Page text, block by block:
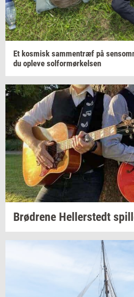
Et kos­misk sam­men­træf på
du op­le­ve sol­for­mør­kel­sen
Brød­re­ne Hel­ler­stedt